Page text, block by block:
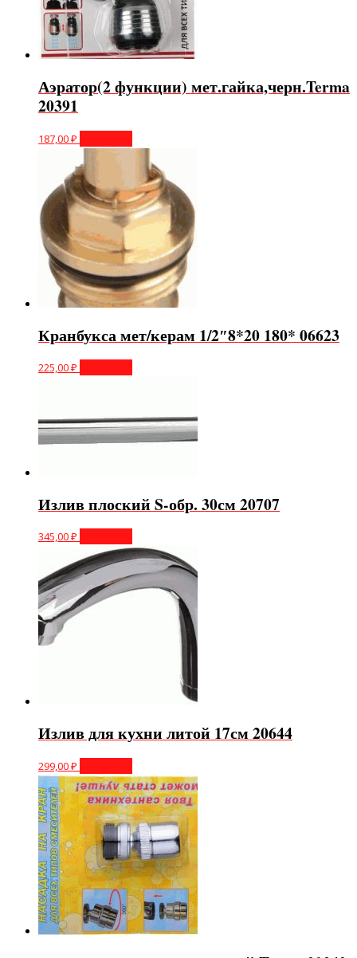
Аэратор(2 функции) мет.гайка,черн.Terma
20391
187,00₽
Кранбукса мет/керам 1/2″8*20 180* 06623
225,00₽
Излив плоский S-обр. 30см 20707
345,00₽
Излив для кухни литой 17см 20644
299,00₽